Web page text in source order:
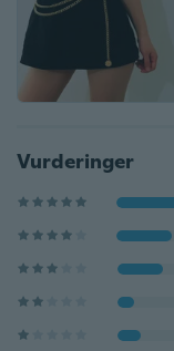
Vurderinger